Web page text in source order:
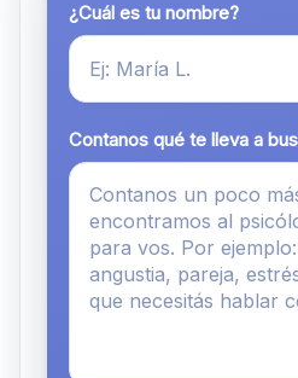
¿Cuál es tu nombre?
Contanos qué te lleva a